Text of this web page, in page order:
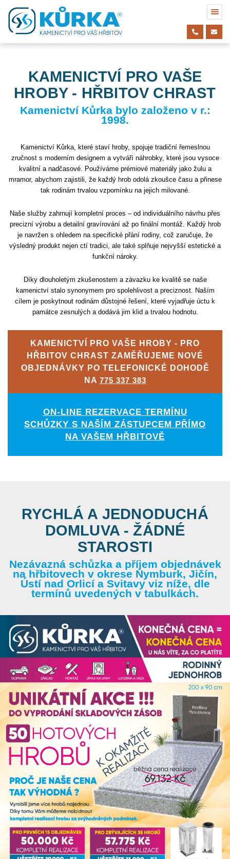
KAMENICTVÍ PRO VAŠE
HROBY - HŘBITOV CHRAST
Kamenictví Kůrka bylo založeno v r.:
1998.
Kamenictví Kůrka, které staví hroby, spojuje tradiční řemeslnou
zručnost s moderním designem a vytváří náhrobky, které jsou vysoce
kvalitní a nadčasové. Používáme prémiové materiály jako žulu a
mramor, abychom zajistili, že každý hrob odolá zkoušce času a přinese
tak rodinám trvalou vzpomínku na jejich milované.
Naše služby zahrnují kompletní proces – od individuálního návrhu přes
precizní výrobu a detailní gravírování až po finální montáž. Každý hrob
je navržen s ohledem na specifické přání rodiny, což zaručuje, že
výsledný produkt nejen ctí tradici, ale také splňuje nejvyšší estetické a
funkční nároky.
Díky dlouholetým zkušenostem a závazku ke kvalitě se naše
kamenictví stalo synonymem pro spolehlivost a preciznost. Naším
cílem je poskytnout rodinám důstojné řešení, které vyjadřuje úctu k
památce zesnulých a dodává jim klid a trvalou hodnotu.
KAMENICTVÍ PRO VAŠE HROBY - PRO
HŘBITOV CHRAST ZAMĚŘUJEME NOVÉ
OBJEDNÁVKY PO TELEFONICKÉ DOHODĚ
NA 775 337 383
ON-LINE REZERVACE TERMÍNU
SCHŮZKY S NAŠÍM ZÁSTUPCEM PŘÍMO
NA VAŠEM HŘBITOVĚ
RYCHLÁ A JEDNODUCHÁ
DOMLUVA - ŽÁDNÉ
STAROSTI
Nezávazná schůzka a příjem objednávek
na hřbitovech v okrese Nymburk, Jičín,
Ústí nad Orlicí a Svitavy viz níže, dle
termínů uvedených v tabulkách.